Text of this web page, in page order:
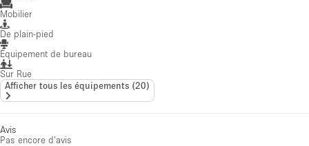
Mobilier
De plain-pied
Équipement de bureau
Sur Rue
Afficher tous les équipements (20)
Avis
Pas encore d'avis